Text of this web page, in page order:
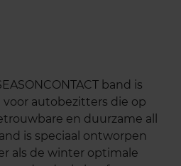
band is
autobezitters die op
en duurzame all
is speciaal ontworpen
als de winter optimale